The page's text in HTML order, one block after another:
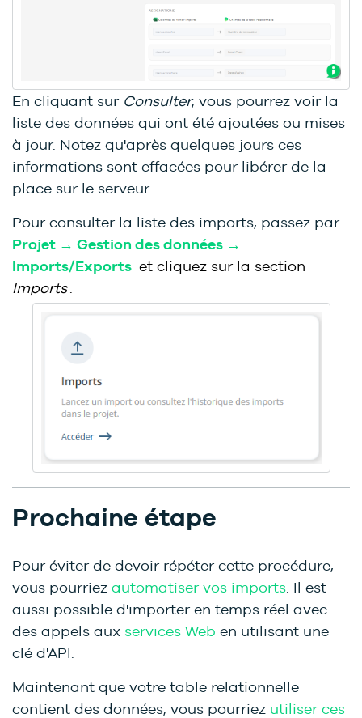
En cliquant sur Consulter, vous pourrez voir la
liste des données qui ont été ajoutées ou mises
à jour. Notez qu'après quelques jours ces
informations sont effacées pour libérer de la
place sur le serveur.
Pour consulter la liste des imports, passez par
Projet → Gestion des données →
Imports/Exports et cliquez sur la section
Imports:
Prochaine étape
Pour éviter de devoir répéter cette procédure,
vous pourriez automatiser vos imports . Il est
aussi possible d'importer en temps réel avec
des appels aux services Web en utilisant une
clé d'API.
Maintenant que votre table relationnelle
contient des données, vous pourriez utiliser ces